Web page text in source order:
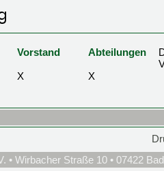
Vorstand Abteilungen
X X
• Wirbacher Straße 10 • 07422